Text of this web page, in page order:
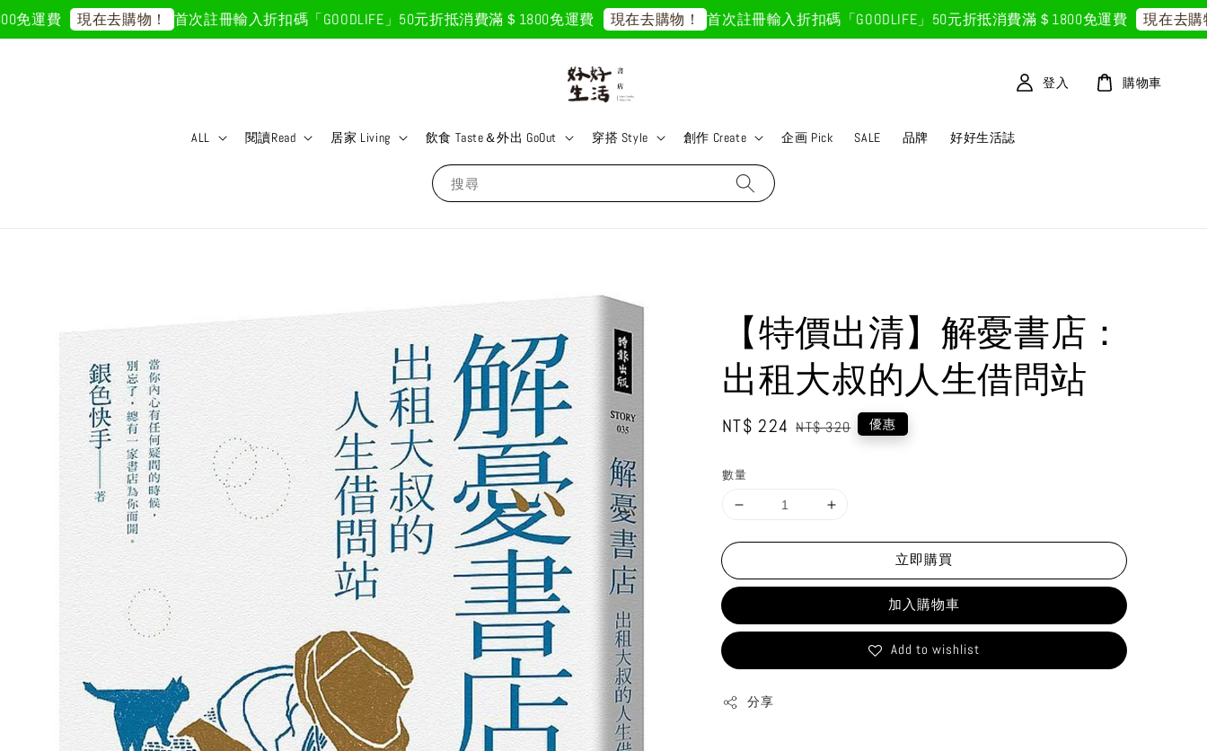
費 現在去購物！ 首次註冊輸入折扣碼「GOODLIFE」50元折抵消費滿＄1800免運費 現在去購物！ 首次註冊輸入折扣碼「GOODLIFE」50元折抵消費滿＄1800免運費 現在去購物！
搜尋
ALL 閱讀Read 居家 Living 飲食 Taste＆外出 GoOut 穿搭 Style 創作 Create 企画 Pick SALE 品牌 好好生活誌
登入 購物車
【特價出清】解憂書店：
出租大叔的人生借問站
Sale
NT$ 224 Regular
NT$ 320 優惠
數量
立即購買
加入購物車
Add to wishlist
分享